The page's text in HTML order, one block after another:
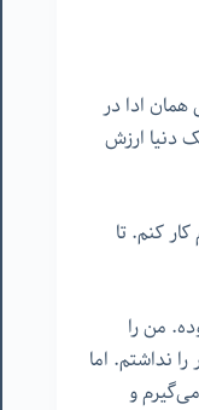
همان ادا در
دنیا ارزش
کنم. تا
من را
نداشتم. اما
و